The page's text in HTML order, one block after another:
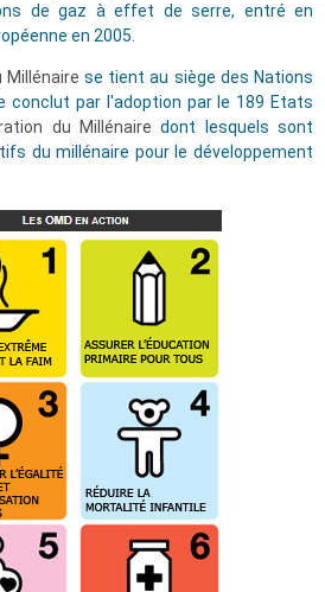
de gaz à effet de serre, entré en
en 2005.
Millénaire se tient au siège des Nations
conclut par l'adoption par le 189 Etats
du Millénaire dont lesquels sont
du millénaire pour le développement